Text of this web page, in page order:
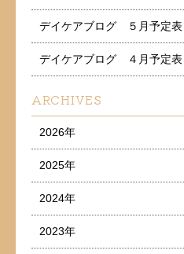
デイケアブログ ５月予定表
デイケアブログ ４月予定表
ARCHIVES
2026年
2025年
2024年
2023年